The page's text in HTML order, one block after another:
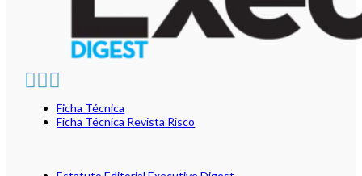
Ficha Técnica
Ficha Técnica Revista Risco